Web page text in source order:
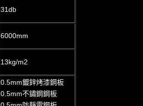
31db
6000mm
13kg/m2
0.5mm鍍鋅烤漆鋼板
0.5mm不鏽鋼鋼板